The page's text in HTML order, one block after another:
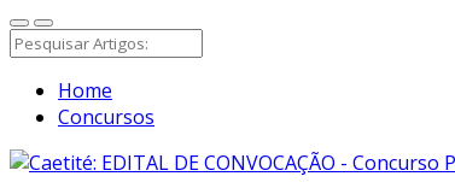
Home
Concursos